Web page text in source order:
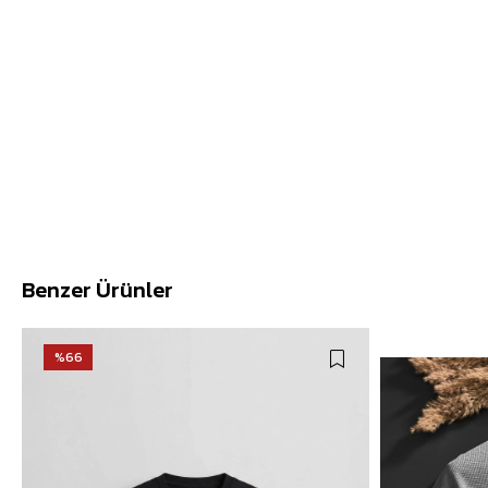
Benzer Ürünler
%66